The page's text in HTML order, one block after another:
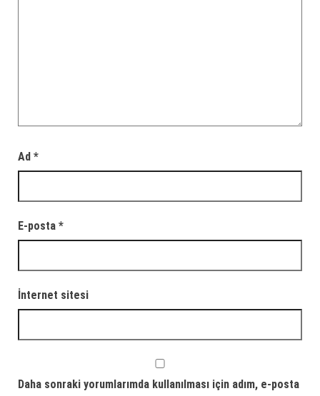
Ad *
E-posta *
İnternet sitesi
Daha sonraki yorumlarımda kullanılması için adım, e-posta